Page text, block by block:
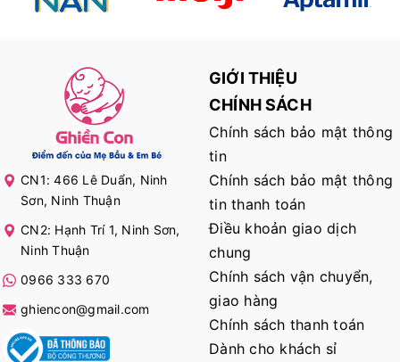
CN1: 466 Lê Duẩn, Ninh
Sơn, Ninh Thuận
CN2: Hạnh Trí 1, Ninh Sơn,
Ninh Thuận
0966 333 670
ghiencon@gmail.com
GIỚI THIỆU
CHÍNH SÁCH
Chính sách bảo mật thông
tin
Chính sách bảo mật thông
tin thanh toán
Điều khoản giao dịch
chung
Chính sách vận chuyển,
giao hàng
Chính sách thanh toán
Dành cho khách sỉ